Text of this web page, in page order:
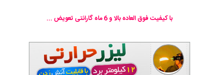
با کیفیت فوق العاده بالا و 6 ماه گارانتی تعویض ...